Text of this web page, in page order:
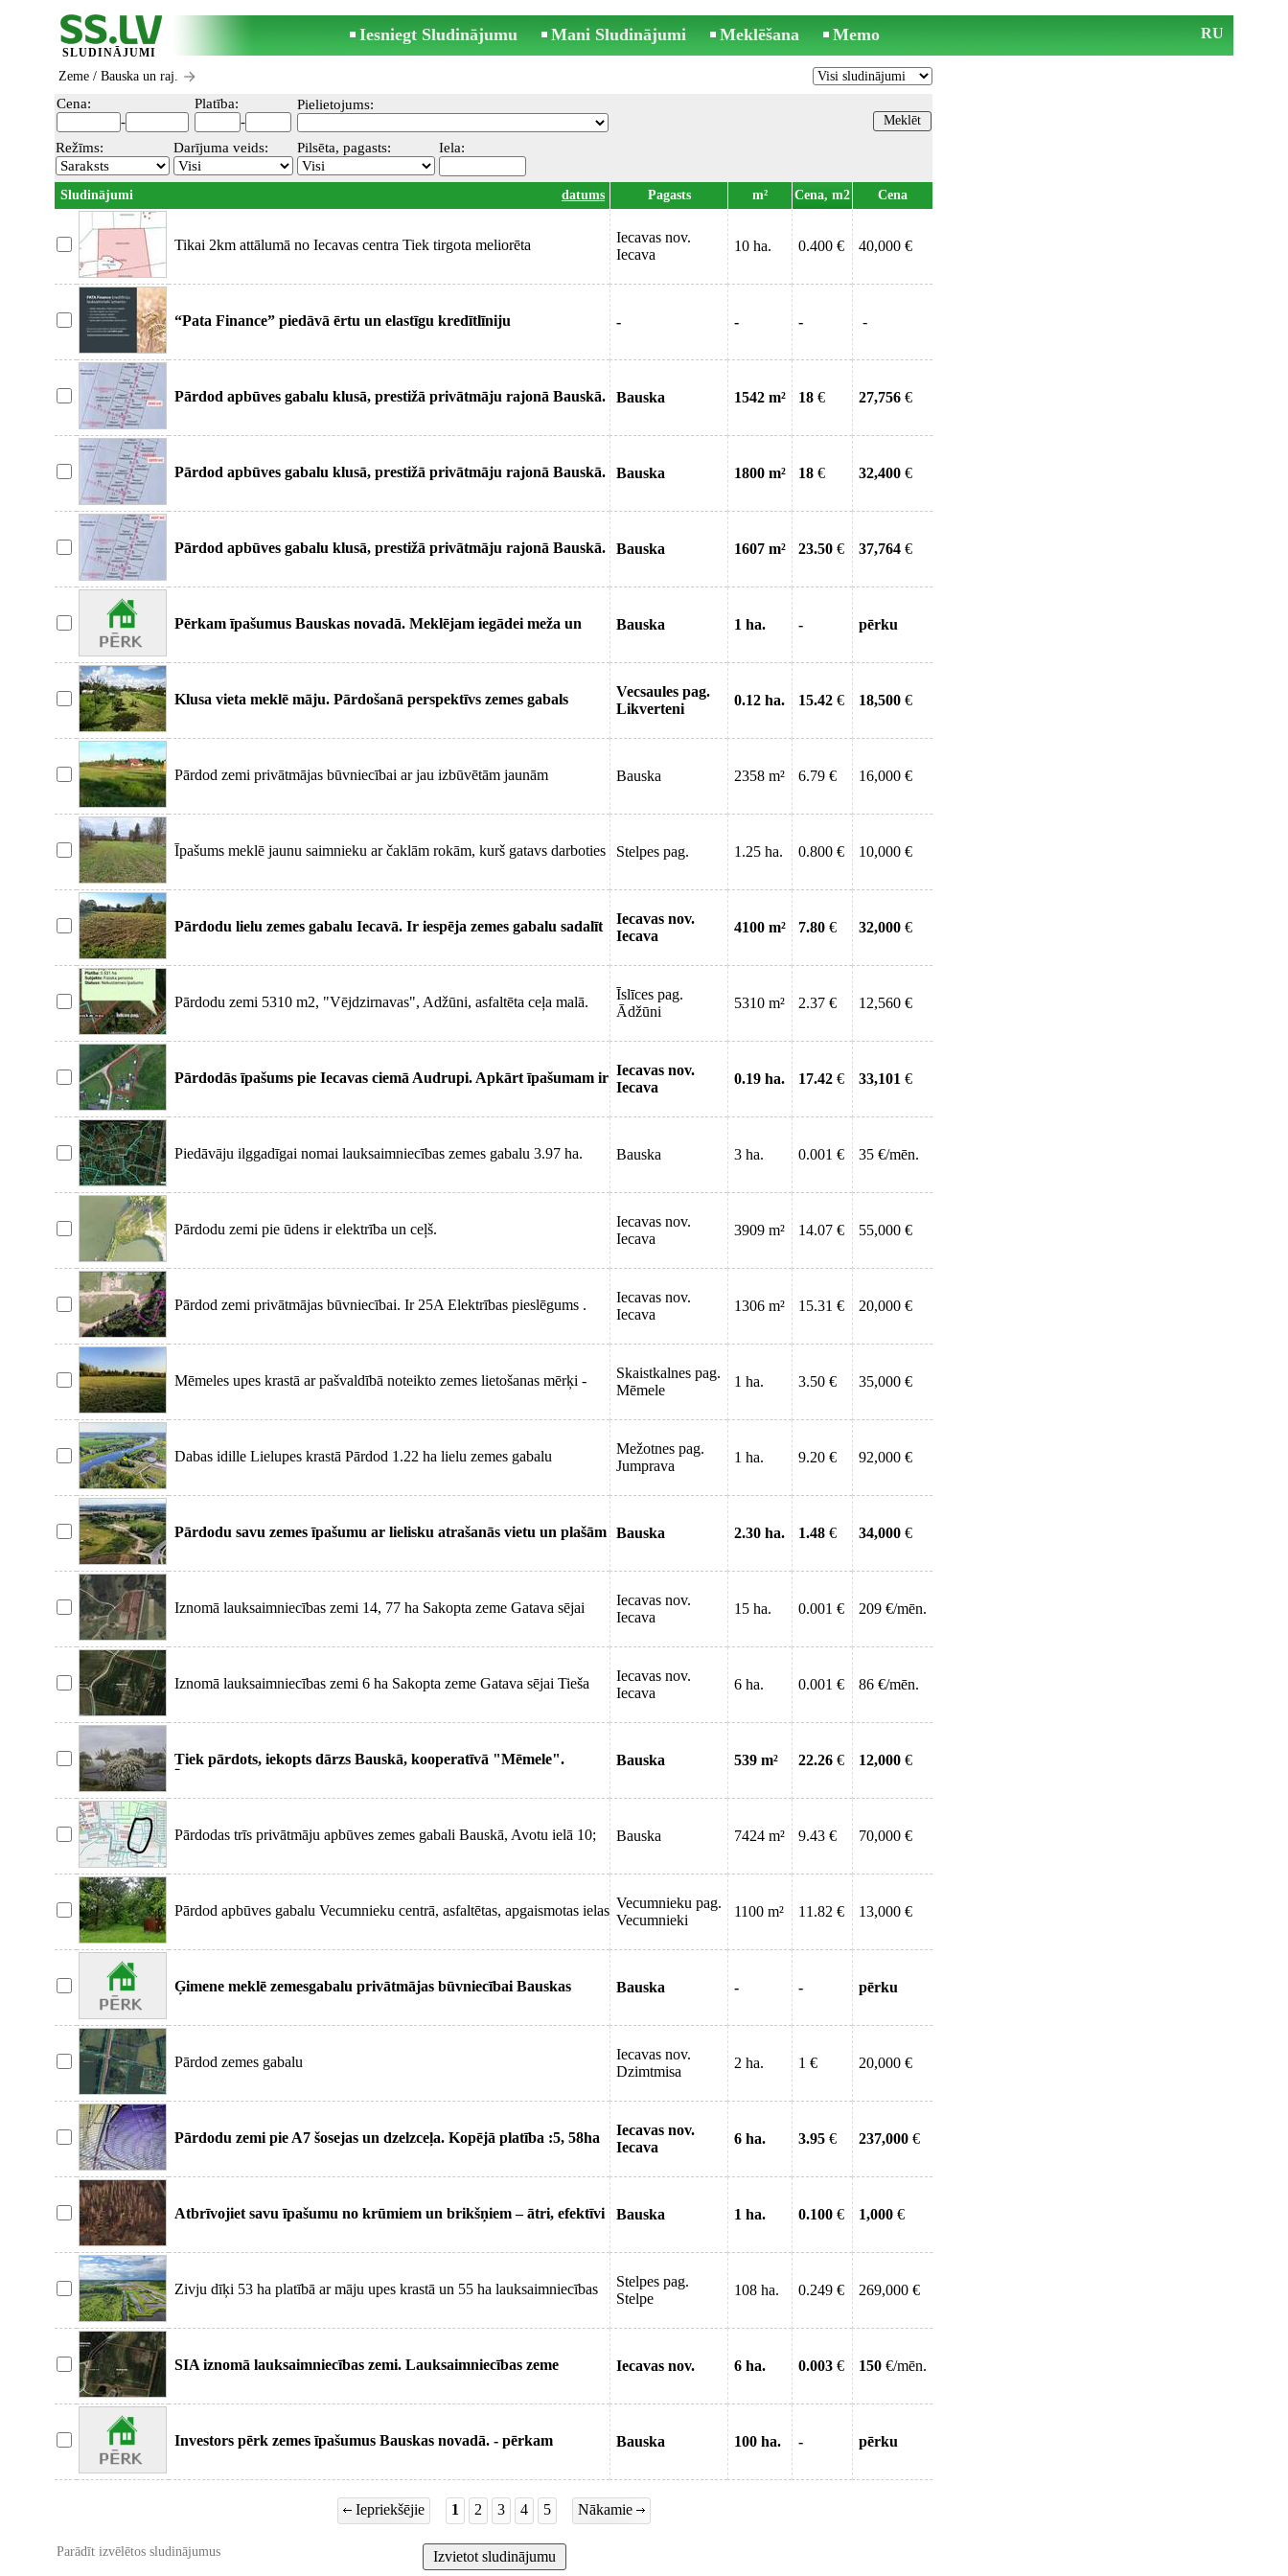
SLUDINĀJUMI
Iesniegt Sludinājumu Mani Sludinājumi Meklēšana Memo RU
Zeme / Bauska un raj.
Cena:
-
Platība:
-
Pielietojums:
Režīms: Darījuma veids: Pilsēta, pagasts: Iela:
Sludinājumi datums Pagasts m² Cena, m2 Cena
Tikai 2km attālumā no Iecavas centra Tiek tirgota meliorēta
Iecavas nov.
Iecava
10 ha. 0.400 € 40,000 €
“Pata Finance” piedāvā ērtu un elastīgu kredītlīniju
- - - -
Pārdod apbūves gabalu klusā, prestižā privātmāju rajonā Bauskā. Bauska 1542 m² 18 € 27,756 €
Pārdod apbūves gabalu klusā, prestižā privātmāju rajonā Bauskā.
Bauska 1800 m² 18 € 32,400 €
Pārdod apbūves gabalu klusā, prestižā privātmāju rajonā Bauskā. Bauska 1607 m² 23.50 € 37,764 €
Pērkam īpašumus Bauskas novadā. Meklējam iegādei meža un
Bauska 1 ha. - pērku
Klusa vieta meklē māju. Pārdošanā perspektīvs zemes gabals
Vecsaules pag.
Likverteni
0.12 ha. 15.42 € 18,500 €
Pārdod zemi privātmājas būvniecībai ar jau izbūvētām jaunām
Bauska 2358 m² 6.79 € 16,000 €
Īpašums meklē jaunu saimnieku ar čaklām rokām, kurš gatavs darboties
Stelpes pag. 1.25 ha. 0.800 € 10,000 €
Pārdodu lielu zemes gabalu Iecavā. Ir iespēja zemes gabalu sadalīt
Iecavas nov.
Iecava
4100 m² 7.80 € 32,000 €
Pārdodu zemi 5310 m2, "Vējdzirnavas", Adžūni, asfaltēta ceļa malā.
Īslīces pag.
Ādžūni
5310 m² 2.37 € 12,560 €
Pārdodās īpašums pie Iecavas ciemā Audrupi. Apkārt īpašumam ir Iecavas nov.
Iecava
0.19 ha. 17.42 € 33,101 €
Piedāvāju ilggadīgai nomai lauksaimniecības zemes gabalu 3.97 ha.
Bauska 3 ha. 0.001 € 35 €/mēn.
Pārdodu zemi pie ūdens ir elektrība un ceļš.
Iecavas nov.
Iecava
3909 m² 14.07 € 55,000 €
Pārdod zemi privātmājas būvniecībai. Ir 25A Elektrības pieslēgums .
Iecavas nov.
Iecava
1306 m² 15.31 € 20,000 €
Mēmeles upes krastā ar pašvaldībā noteikto zemes lietošanas mērķi -
Skaistkalnes pag.
Mēmele
1 ha. 3.50 € 35,000 €
Dabas idille Lielupes krastā Pārdod 1.22 ha lielu zemes gabalu
Mežotnes pag.
Jumprava
1 ha. 9.20 € 92,000 €
Pārdodu savu zemes īpašumu ar lielisku atrašanās vietu un plašām Bauska 2.30 ha. 1.48 € 34,000 €
Iznomā lauksaimniecības zemi 14, 77 ha Sakopta zeme Gatava sējai
Iecavas nov.
Iecava
15 ha. 0.001 € 209 €/mēn.
Iznomā lauksaimniecības zemi 6 ha Sakopta zeme Gatava sējai Tieša
Iecavas nov.
Iecava
6 ha. 0.001 € 86 €/mēn.
Tiek pārdots, iekopts dārzs Bauskā, kooperatīvā "Mēmele".
Bauska 539 m² 22.26 € 12,000 €
Pārdodas trīs privātmāju apbūves zemes gabali Bauskā, Avotu ielā 10;
Bauska 7424 m² 9.43 € 70,000 €
Pārdod apbūves gabalu Vecumnieku centrā, asfaltētas, apgaismotas ielas Vecumnieku pag.
Vecumnieki
1100 m² 11.82 € 13,000 €
Ģimene meklē zemesgabalu privātmājas būvniecībai Bauskas
Bauska - - pērku
Pārdod zemes gabalu
Iecavas nov.
Dzimtmisa
2 ha. 1 € 20,000 €
Pārdodu zemi pie A7 šosejas un dzelzceļa. Kopējā platība :5, 58ha
Iecavas nov.
Iecava
6 ha. 3.95 € 237,000 €
Atbrīvojiet savu īpašumu no krūmiem un brikšņiem – ātri, efektīvi
Bauska 1 ha. 0.100 € 1,000 €
Zivju dīķi 53 ha platībā ar māju upes krastā un 55 ha lauksaimniecības
Stelpes pag.
Stelpe
108 ha. 0.249 € 269,000 €
SIA iznomā lauksaimniecības zemi. Lauksaimniecības zeme
Iecavas nov. 6 ha. 0.003 € 150 €/mēn.
Investors pērk zemes īpašumus Bauskas novadā. - pērkam
Bauska 100 ha. - pērku
Iepriekšējie 1 2 3 4 5 Nākamie
Parādīt izvēlētos sludinājumus